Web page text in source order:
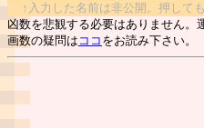
↑入力した名前は非公開。押して
凶数を悲観する必要はありません。
画数の疑問は ココ をお読み下さい。